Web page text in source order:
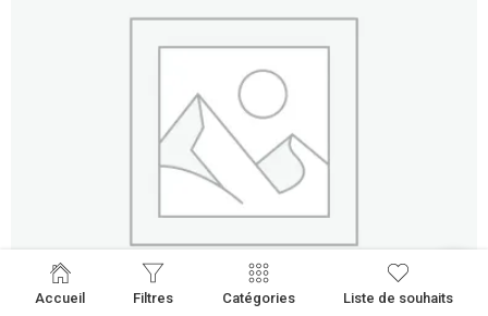
Accueil Filtres Catégories Liste de souhaits